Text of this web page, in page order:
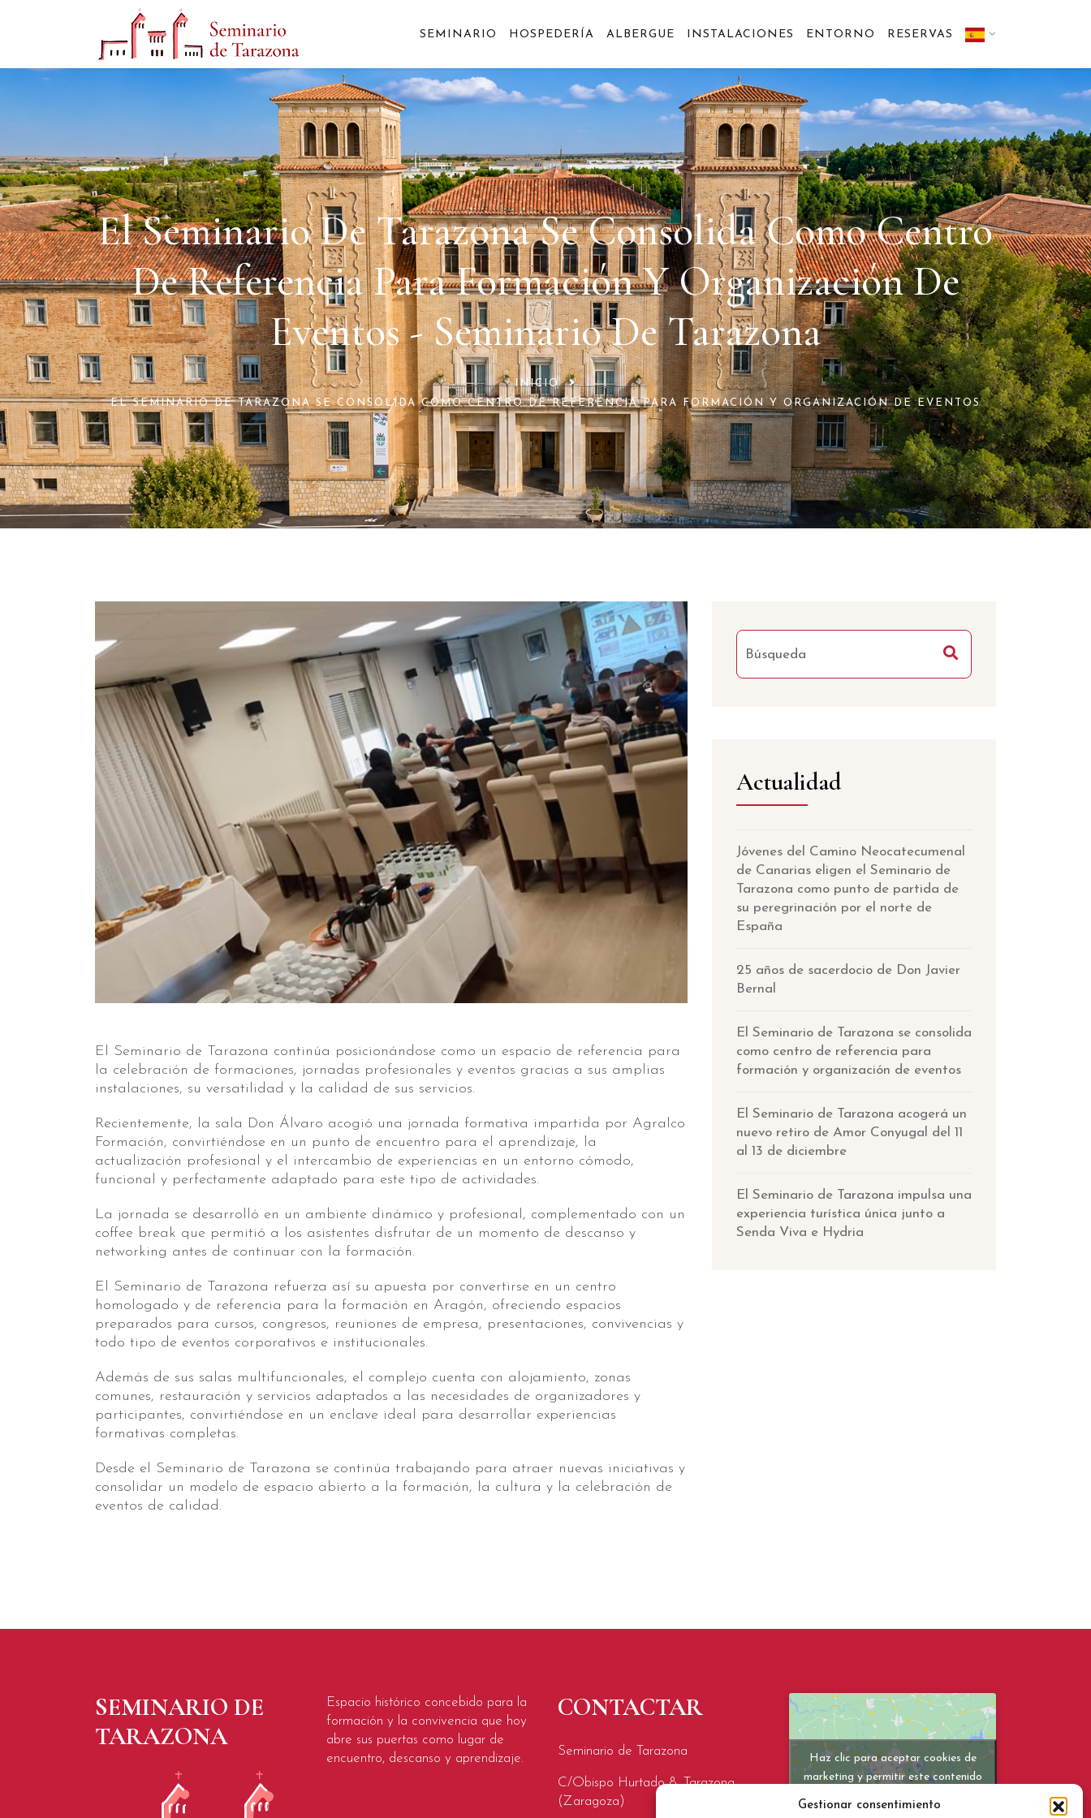
Gestionar consentimiento
SEMINARIO HOSPEDERÍA ALBERGUE INSTALACIONES ENTORNO RESERVAS
El Seminario De Tarazona Se Consolida Como Centro
De Referencia Para Formación Y Organización De
Eventos - Seminario De Tarazona
INICIO
EL SEMINARIO DE TARAZONA SE CONSOLIDA COMO CENTRO DE REFERENCIA PARA FORMACIÓN Y ORGANIZACIÓN DE EVENTOS
El Seminario de Tarazona continúa posicionándose como un espacio de referencia para
la celebración de formaciones, jornadas profesionales y eventos gracias a sus amplias
instalaciones, su versatilidad y la calidad de sus servicios.
Recientemente, la sala Don Álvaro acogió una jornada formativa impartida por Agralco
Formación, convirtiéndose en un punto de encuentro para el aprendizaje, la
actualización profesional y el intercambio de experiencias en un entorno cómodo,
funcional y perfectamente adaptado para este tipo de actividades.
La jornada se desarrolló en un ambiente dinámico y profesional, complementado con un
coffee break que permitió a los asistentes disfrutar de un momento de descanso y
networking antes de continuar con la formación.
El Seminario de Tarazona refuerza así su apuesta por convertirse en un centro
homologado y de referencia para la formación en Aragón, ofreciendo espacios
preparados para cursos, congresos, reuniones de empresa, presentaciones, convivencias y
todo tipo de eventos corporativos e institucionales.
Además de sus salas multifuncionales, el complejo cuenta con alojamiento, zonas
comunes, restauración y servicios adaptados a las necesidades de organizadores y
participantes, convirtiéndose en un enclave ideal para desarrollar experiencias
formativas completas.
Desde el Seminario de Tarazona se continúa trabajando para atraer nuevas iniciativas y
consolidar un modelo de espacio abierto a la formación, la cultura y la celebración de
eventos de calidad.
Actualidad
Jóvenes del Camino Neocatecumenal
de Canarias eligen el Seminario de
Tarazona como punto de partida de
su peregrinación por el norte de
España
25 años de sacerdocio de Don Javier
Bernal
El Seminario de Tarazona se consolida
como centro de referencia para
formación y organización de eventos
El Seminario de Tarazona acogerá un
nuevo retiro de Amor Conyugal del 11
al 13 de diciembre
El Seminario de Tarazona impulsa una
experiencia turística única junto a
Senda Viva e Hydria
SEMINARIO DE
TARAZONA
Espacio histórico concebido para la
formación y la convivencia que hoy
abre sus puertas como lugar de
encuentro, descanso y aprendizaje.
CONTACTAR
Seminario de Tarazona
C/Obispo Hurtado 8, Tarazona
(Zaragoza)
Haz clic para aceptar cookies de
marketing y permitir este contenido